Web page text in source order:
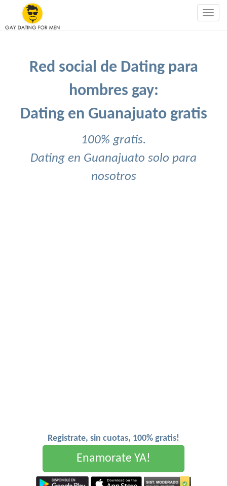
Red social de Dating para
hombres gay:
Dating en Guanajuato gratis
100% gratis.
Dating en Guanajuato solo para
nosotros
Registrate, sin cuotas, 100% gratis!
Enamorate YA!